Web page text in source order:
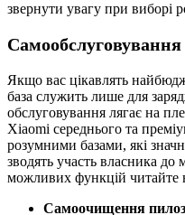
звернути увагу при виборі
Самообслуговування
Якщо вас цікавлять
база служить лише для
обслуговування лягає на
Xiaomi середнього та
розумними базами, які
зводять участь власника
можливих функцій читайте
Самоочищення